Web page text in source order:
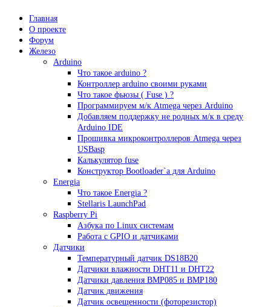
Главная
О проекте
Форум
Железо
Arduino
Что такое аrduino ?
Контроллер arduino своими руками
Что такое фьюзы ( Fuse ) ?
Программируем м/к Atmega через Arduino
Добавляем поддержку не родных м/к в среду
Arduino IDE
Прошивка микроконтроллеров Atmega через
USBasp
Калькулятор fuse
Конструктор Bootloader`а для Arduino
Energia
Что такое Energia ?
Stellaris LaunchPad
Raspberry Pi
Азбука по Linux системам
Работа с GPIO и датчиками
Датчики
Температурный датчик DS18B20
Датчики влажности DHT11 и DHT22
Датчики давления BMP085 и BMP180
Датчик движения
Датчик освещенности (фоторезистор)